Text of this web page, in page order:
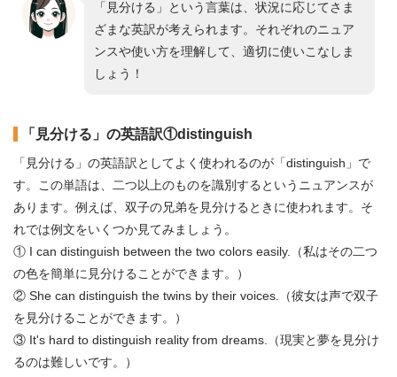
「見分ける」という言葉は、状況に応じてさま
ざまな英訳が考えられます。それぞれのニュア
ンスや使い方を理解して、適切に使いこなしま
しょう！
「見分ける」の英語訳①distinguish
「見分ける」の英語訳としてよく使われるのが「distinguish」で
す。この単語は、二つ以上のものを識別するというニュアンスが
あります。例えば、双子の兄弟を見分けるときに使われます。そ
れでは例文をいくつか見てみましょう。
① I can distinguish between the two colors easily.（私はその二つ
の色を簡単に見分けることができます。）
② She can distinguish the twins by their voices.（彼女は声で双子
を見分けることができます。）
③ It's hard to distinguish reality from dreams.（現実と夢を見分け
るのは難しいです。）